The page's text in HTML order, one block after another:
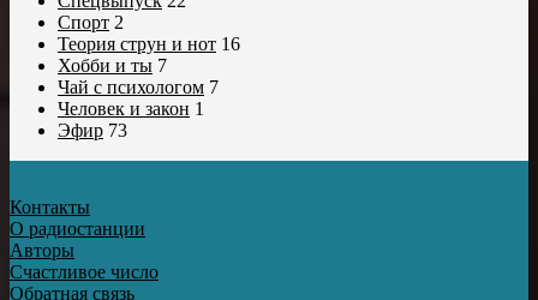
Спорт 2
Теория струн и нот 16
Хобби и ты 7
Чай с психологом 7
Человек и закон 1
Эфир 73
Контакты
О радиостанции
Авторы
Счастливое число
Обратная связь